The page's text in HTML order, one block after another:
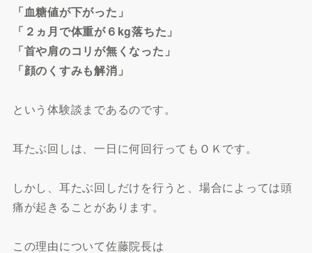
「血糖値が下がった」
「２ヵ月で体重が６kg落ちた」
「首や肩のコリが無くなった」
「顔のくすみも解消」
という体験談まであるのです。
耳たぶ回しは、一日に何回行ってもＯＫです。
しかし、耳たぶ回しだけを行うと、場合によっては頭
痛が起きることがあります。
この理由について佐藤院長は